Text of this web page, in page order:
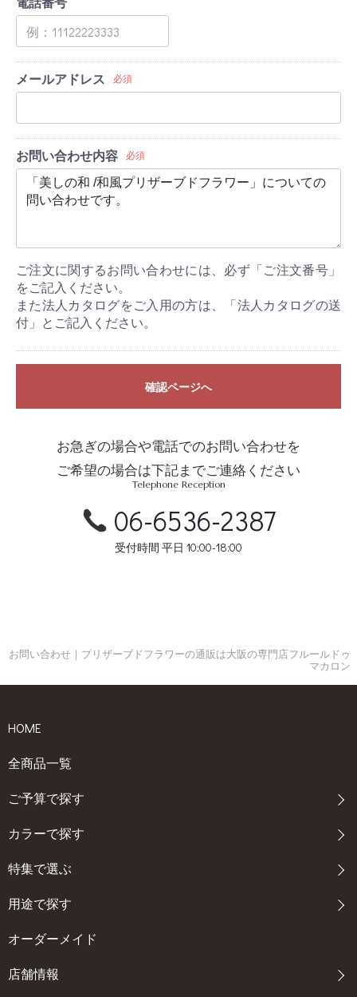
メールアドレス 必須
お問い合わせ内容 必須
ご注文に関するお問い合わせには、必ず「ご注文番号」
をご記入ください。
また法人カタログをご入用の方は、「法人カタログの送
付」とご記入ください。
確認ページへ
お急ぎの場合や電話でのお問い合わせを
ご希望の場合は下記までご連絡ください
Telephone Reception
06-6536-2387
受付時間 平日 10:00-18:00
お問い合わせ｜プリザーブドフラワーの通販は大阪の専門店フルールドゥ
マカロン
HOME
全商品一覧
ご予算で探す
カラーで探す
特集で選ぶ
用途で探す
オーダーメイド
店舗情報